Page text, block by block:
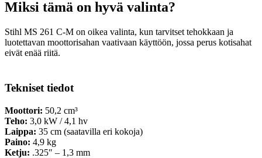
Miksi tämä on hyvä valinta?
Stihl MS 261 C-M on oikea valinta, kun tarvitset tehokkaan ja
luotettavan moottorisahan vaativaan käyttöön, jossa perus kotisahat
eivät enää riitä.
Tekniset tiedot
Moottori: 50,2 cm³
Teho: 3,0 kW / 4,1 hv
Laippa: 35 cm (saatavilla eri kokoja)
Paino: 4,9 kg
Ketju: .325″ – 1,3 mm